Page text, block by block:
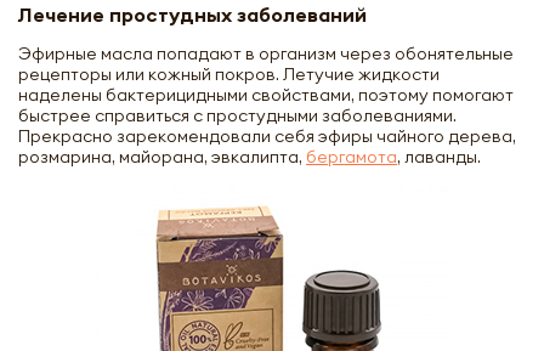
Лечение простудных заболеваний
Эфирные масла попадают в организм через обонятельные
рецепторы или кожный покров. Летучие жидкости
наделены бактерицидными свойствами, поэтому помогают
быстрее справиться с простудными заболеваниями.
Прекрасно зарекомендовали себя эфиры чайного дерева,
розмарина, майорана, эвкалипта, бергамота, лаванды.